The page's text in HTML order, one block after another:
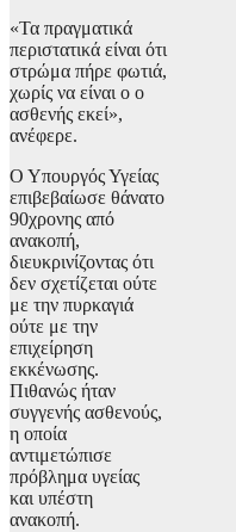
«Τα πραγματικά
περιστατικά είναι ότι
στρώμα πήρε φωτιά,
χωρίς να είναι ο ο
ασθενής εκεί»,
ανέφερε.
Ο Υπουργός Υγείας
επιβεβαίωσε θάνατο
90χρονης από
ανακοπή,
διευκρινίζοντας ότι
δεν σχετίζεται ούτε
με την πυρκαγιά
ούτε με την
επιχείρηση
εκκένωσης.
Πιθανώς ήταν
συγγενής ασθενούς,
η οποία
αντιμετώπισε
πρόβλημα υγείας
και υπέστη
ανακοπή.